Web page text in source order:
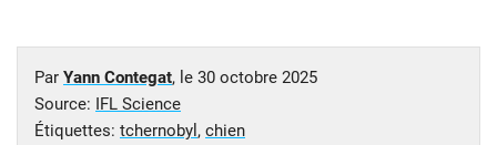
Par Yann Contegat, le 30 octobre 2025
Source: IFL Science
Étiquettes: tchernobyl , chien